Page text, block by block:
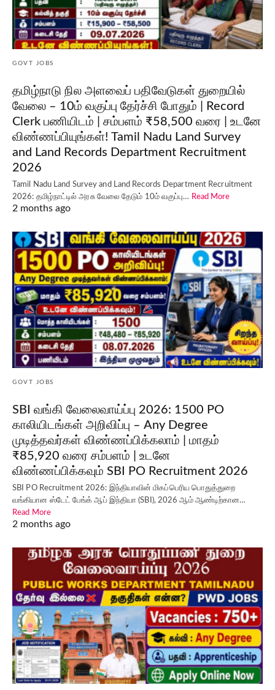
GOVT JOBS
தமிழ்நாடு நில அளவைப் பதிவேடுகள் துறையில்
வேலை – 10ம் வகுப்பு தேர்ச்சி போதும் | Record
Clerk பணியிடம் | சம்பளம் ₹58,500 வரை | உடனே
விண்ணப்பியுங்கள்! Tamil Nadu Land Survey
and Land Records Department Recruitment
2026
Tamil Nadu Land Survey and Land Records Department Recruitment
2026: தமிழ்நாட்டில் அரசு வேலை தேடும் 10ம் வகுப்பு… Read More
2 months ago
GOVT JOBS
SBI வங்கி வேலைவாய்ப்பு 2026: 1500 PO
காலியிடங்கள் அறிவிப்பு – Any Degree
முடித்தவர்கள் விண்ணப்பிக்கலாம் | மாதம்
₹85,920 வரை சம்பளம் | உடனே
விண்ணப்பிக்கவும் SBI PO Recruitment 2026
SBI PO Recruitment 2026: இந்தியாவின் மிகப்பெரிய பொதுத்துறை
வங்கியான ஸ்டேட் பேங்க் ஆப் இந்தியா (SBI), 2026 ஆம் ஆண்டிற்கான…
Read More
2 months ago